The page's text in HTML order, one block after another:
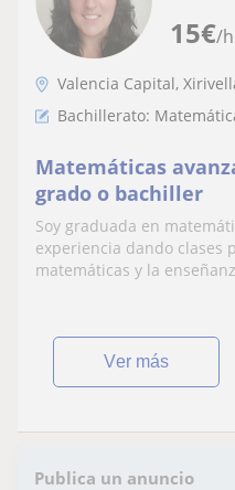
15€/h
Valencia Capital,
Bachillerato:
Matemáticas
grado o bachiller
Soy graduada en
experiencia dando clases
matemáticas y la
ver más
Publica un anuncio